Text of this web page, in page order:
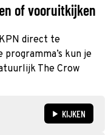
of vooruitkijken
direct te
kun je
The Crow
KIJKEN